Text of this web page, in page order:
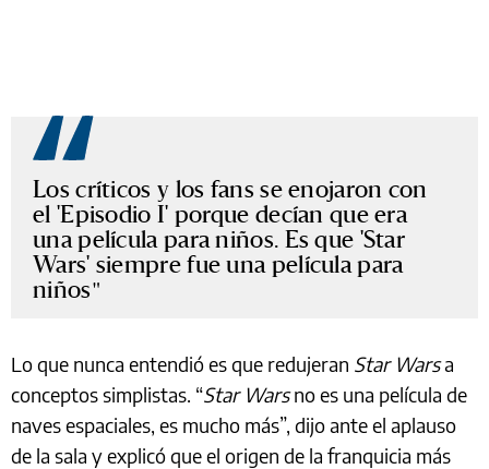
Los críticos y los fans se enojaron con
el 'Episodio I' porque decían que era
una película para niños. Es que 'Star
Wars' siempre fue una película para
niños
Lo que nunca entendió es que redujeran Star Warsa
conceptos simplistas. “Star Warsno es una película de
naves espaciales, es mucho más”, dijo ante el aplauso
de la sala y explicó que el origen de la franquicia más